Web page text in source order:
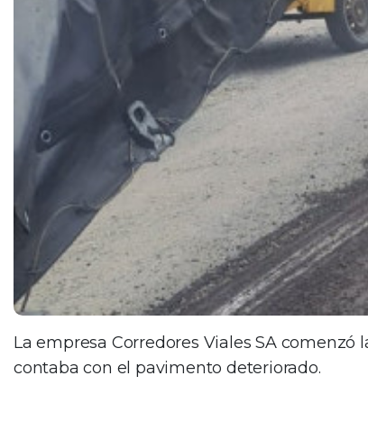
La empresa Corredores Viales SA
contaba con el pavimento deteriorado.